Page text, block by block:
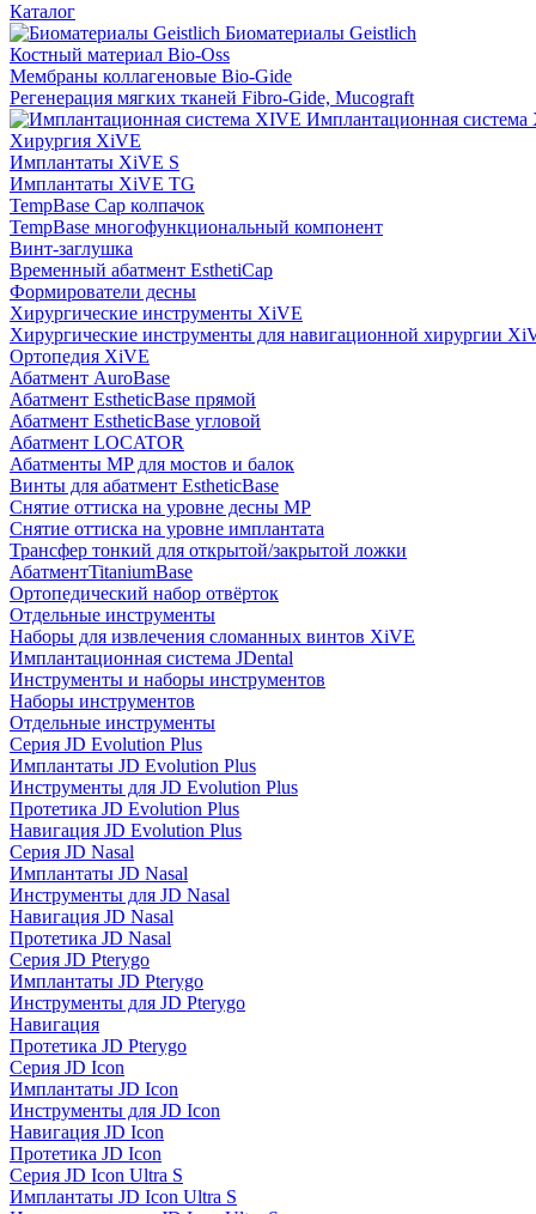
Каталог
Биоматериалы Geistlich
Костный материал Bio-Oss
Мембраны коллагеновые Bio-Gide
Регенерация мягких тканей Fibro-Gide, Mucograft
Имплантационная
Хирургия XiVE
Имплантаты XiVE S
Имплантаты XiVE TG
TempBase Cap колпачок
TempBase многофункциональный компонент
Винт-заглушка
Временный абатмент EsthetiCap
Формирователи десны
Хирургические инструменты XiVE
Хирургические инструменты для навигационной хирургии
Ортопедия XiVE
Абатмент AuroBase
Абатмент EstheticBase прямой
Абатмент EstheticBase угловой
Абатмент LOCATOR
Абатменты MP для мостов и балок
Винты для абатмент EstheticBase
Снятие оттиска на уровне десны MP
Снятие оттиска на уровне имплантата
Трансфер тонкий для открытой/закрытой ложки
АбатментTitaniumBase
Ортопедический набор отвёрток
Отдельные инструменты
Наборы для извлечения сломанных винтов XiVE
Имплантационная система JDental
Инструменты и наборы инструментов
Наборы инструментов
Отдельные инструменты
Серия JD Evolution Plus
Имплантаты JD Evolution Plus
Инструменты для JD Evolution Plus
Протетика JD Evolution Plus
Навигация JD Evolution Plus
Серия JD Nasal
Имплантаты JD Nasal
Инструменты для JD Nasal
Навигация JD Nasal
Протетика JD Nasal
Серия JD Pterygo
Имплантаты JD Pterygo
Инструменты для JD Pterygo
Навигация
Протетика JD Pterygo
Серия JD Icon
Имплантаты JD Icon
Инструменты для JD Icon
Навигация JD Icon
Протетика JD Icon
Серия JD Icon Ultra S
Имплантаты JD Icon Ultra S